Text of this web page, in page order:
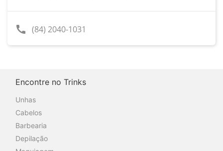
call (84) 2040-1031
Encontre no Trinks
Unhas
Cabelos
Barbearia
Depilação